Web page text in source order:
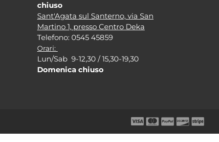
chiuso
Sant'Agata sul Santerno, via San
Martino 1, presso Centro Deka
Telefono: 0545 45859
Orari:
Lun/Sab 9-12,30 / 15,30-19,30
Domenica chiuso